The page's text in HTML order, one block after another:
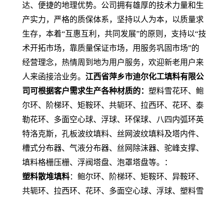
达、便捷的地理优势。公司拥有雄厚的技术力量和生
产实力，严格的质保体系，坚持以人为本，以质量求
生存，本着“互惠互利，共同发展”的原则，支持以“技
术开拓市场，靠质量保证市场，用服务巩固市场”的
经营理念，热情周到地为用户服务，欢迎新老用户来
人来函接洽业务。 江西省萍乡市迪尔化工填料有限公
司可根据客户需求生产各种材质的： 塑料雪花环、鲍
尔环、阶梯环、矩鞍环、共轭环、拉西环、花环、泰
勒花环、多面空心球、浮球、环保球、八四内弧环英
特洛克斯，孔板波纹填料、丝网波纹填料及塔内件、
槽式分布器、气液分布器、丝网除沫器、驼峰支撑、
填料格栅压栅、浮阀塔盘、泡罩塔盘等。：
塑料散堆填料：鲍尔环、阶梯环、矩鞍环、异鞍环、
共轭环、拉西环、花环、多面空心球、浮球、塑料雪